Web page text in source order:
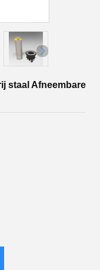
staal Afneembare